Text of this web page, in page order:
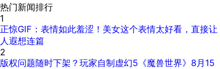
热门新闻排行
1
正惊GIF：表情如此羞涩！美女这个表情太好看，直接让
人遐想连篇
2
版权问题随时下架？玩家自制虚幻5《魔兽世界》8月15